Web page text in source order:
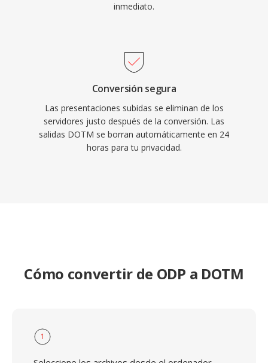
inmediato.
Conversión segura
Las presentaciones subidas se eliminan de los
servidores justo después de la conversión. Las
salidas DOTM se borran automáticamente en 24
horas para tu privacidad.
Cómo convertir de ODP a DOTM
1